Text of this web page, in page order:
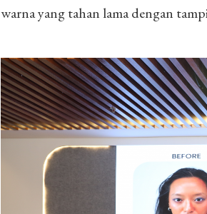
warna yang tahan lama dengan